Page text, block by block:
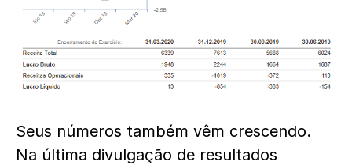
Seus números também vêm crescendo.
Na última divulgação de resultados